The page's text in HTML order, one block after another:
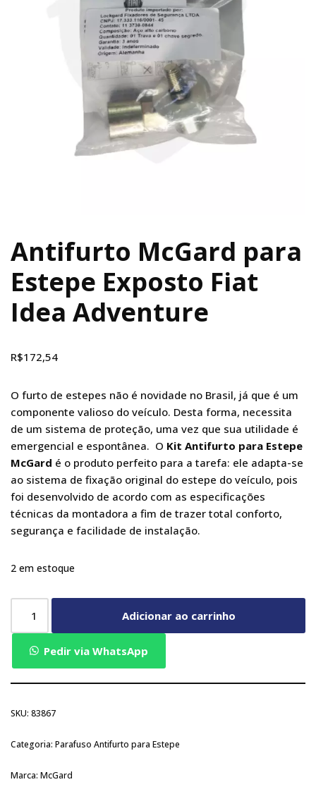
Antifurto McGard para
Estepe Exposto Fiat
Idea Adventure
R$172,54
O furto de estepes não é novidade no Brasil, já que é um
componente valioso do veículo. Desta forma, necessita
de um sistema de proteção, uma vez que sua utilidade é
emergencial e espontânea. O Kit Antifurto para Estepe
McGard é o produto perfeito para a tarefa: ele adapta-se
ao sistema de fixação original do estepe do veículo, pois
foi desenvolvido de acordo com as especificações
técnicas da montadora a fim de trazer total conforto,
segurança e facilidade de instalação.
2 em estoque
Adicionar ao carrinho
Pedir via WhatsApp
SKU: 83867
Categoria: Parafuso Antifurto para Estepe
Marca: McGard